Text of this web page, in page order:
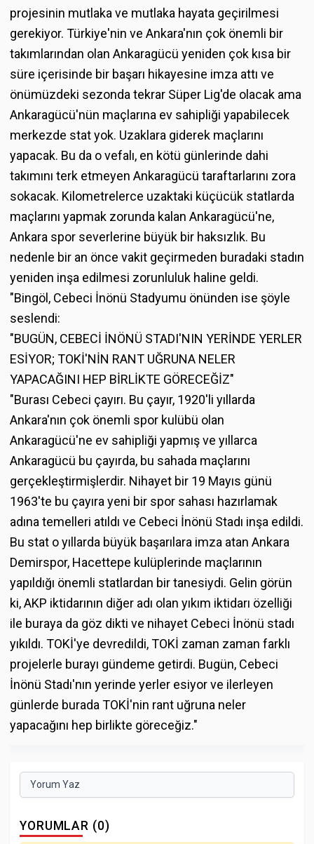
projesinin mutlaka ve mutlaka hayata geçirilmesi
gerekiyor. Türkiye'nin ve Ankara'nın çok önemli bir
takımlarından olan Ankaragücü yeniden çok kısa bir
süre içerisinde bir başarı hikayesine imza attı ve
önümüzdeki sezonda tekrar Süper Lig'de olacak ama
Ankaragücü'nün maçlarına ev sahipliği yapabilecek
merkezde stat yok. Uzaklara giderek maçlarını
yapacak. Bu da o vefalı, en kötü günlerinde dahi
takımını terk etmeyen Ankaragücü taraftarlarını zora
sokacak. Kilometrelerce uzaktaki küçücük statlarda
maçlarını yapmak zorunda kalan Ankaragücü'ne,
Ankara spor severlerine büyük bir haksızlık. Bu
nedenle bir an önce vakit geçirmeden buradaki stadın
yeniden inşa edilmesi zorunluluk haline geldi.
"Bingöl, Cebeci İnönü Stadyumu önünden ise şöyle
seslendi:
"BUGÜN, CEBECİ İNÖNÜ STADI'NIN YERİNDE YERLER
ESİYOR; TOKİ'NİN RANT UĞRUNA NELER
YAPACAĞINI HEP BİRLİKTE GÖRECEĞİZ"
"Burası Cebeci çayırı. Bu çayır, 1920'li yıllarda
Ankara'nın çok önemli spor kulübü olan
Ankaragücü'ne ev sahipliği yapmış ve yıllarca
Ankaragücü bu çayırda, bu sahada maçlarını
gerçekleştirmişlerdir. Nihayet bir 19 Mayıs günü
1963'te bu çayıra yeni bir spor sahası hazırlamak
adına temelleri atıldı ve Cebeci İnönü Stadı inşa edildi.
Bu stat o yıllarda büyük başarılara imza atan Ankara
Demirspor, Hacettepe kulüplerinde maçlarının
yapıldığı önemli statlardan bir tanesiydi. Gelin görün
ki, AKP iktidarının diğer adı olan yıkım iktidarı özelliği
ile buraya da göz dikti ve nihayet Cebeci İnönü stadı
yıkıldı. TOKİ'ye devredildi, TOKİ zaman zaman farklı
projelerle burayı gündeme getirdi. Bugün, Cebeci
İnönü Stadı'nın yerinde yerler esiyor ve ilerleyen
günlerde burada TOKİ'nin rant uğruna neler
yapacağını hep birlikte göreceğiz."
Yorum Yaz
YORUMLAR (0)